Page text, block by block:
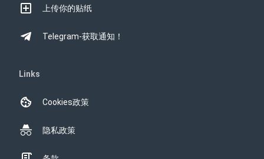
上传你的贴纸
Telegram-获取通知！
Links
Cookies政策
隐私政策